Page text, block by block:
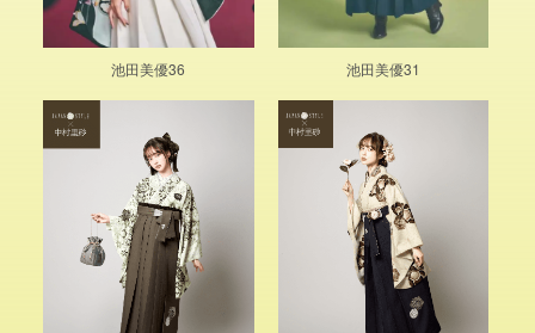
池田美優36 池田美優31